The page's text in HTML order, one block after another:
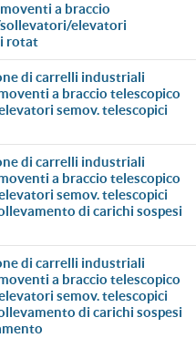
a braccio
elevatori
rotat
a braccio telescopico
semov. telescopici
a braccio telescopico
semov. telescopici
di carichi sospesi
a braccio telescopico
semov. telescopici
di carichi sospesi